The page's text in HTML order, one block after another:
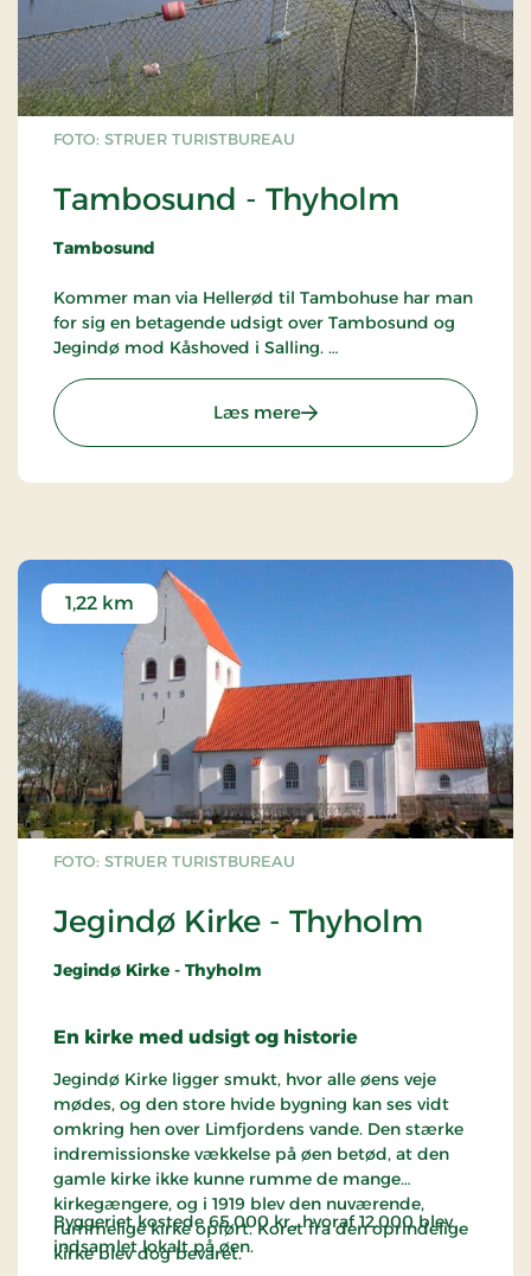
FOTO: STRUER TURISTBUREAU
Tambosund - Thyholm
Tambosund
Kommer man via Hellerød til Tambohuse har man
for sig en betagende udsigt over Tambosund og
Jegindø mod Kåshoved i Salling.
I dag er Tambohuse en charmerende bebyggelse
med kro ud mod Tambosund, der siden 1916 har
været lukket af dæmningen til Jegindø. Som
færgehus på stedet.
Tambohuse, Gravgård, Hindsels og Oddesund var
med fra begyndelsen, men efterhånden
koncentreredes trafikken omkring Tambosund,
hvor der på begge sider af sundet blev anlagt
skibsbro lidt syd for den nuværende dæmning.
Efter anlæggelsen af havne i Thisted, Struer,
Nykøbing og Lemvig ophørte de små ladepladsers
betydning som direkte import- og eksport-havne,
men til gengæld steg deres betydning i den
indenfjordske omsætning af korn og tegl.
Læs mere: Tambosund - Thyholm
FOTO: STRUER TURISTBUREAU
Jegindø Kirke - Thyholm
1,22 km
Jegindø Kirke - Thyholm
En kirke med udsigt og historie
Jegindø Kirke ligger smukt, hvor alle øens veje
mødes, og den store hvide bygning kan ses vidt
omkring hen over Limfjordens vande. Den stærke
indremissionske vækkelse på øen betød, at den
gamle kirke ikke kunne rumme de mange
kirkegængere, og i 1919 blev den nuværende,
rummelige kirke opført. Koret fra den oprindelige
kirke blev dog bevaret.
Byggeriet kostede 65.000 kr., hvoraf 12.000 blev
indsamlet lokalt på øen.